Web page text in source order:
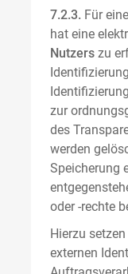
7.2.3. Für
hat eine
Nutzers zu
zur
des
werden
Speicherung
oder -rechte
Hierzu
externen